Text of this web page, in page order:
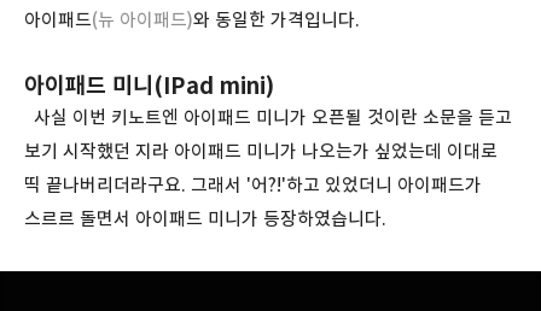
아이패드(뉴 아이패드)와 동일한 가격입니다.
아이패드 미니(IPad mini)
사실 이번 키노트엔 아이패드 미니가 오픈될 것이란 소문을 듣고
보기 시작했던 지라 아이패드 미니가 나오는가 싶었는데 이대로
띡 끝나버리더라구요. 그래서 '어?!'하고 있었더니 아이패드가
스르르 돌면서 아이패드 미니가 등장하였습니다.